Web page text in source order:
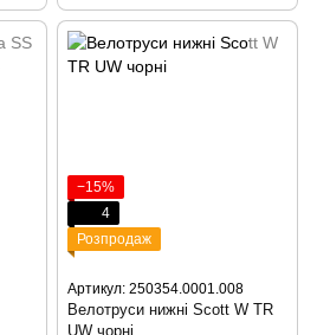
−15%
4
Розпродаж
Артикул: 250354.0001.008
Велотруси нижні Scott W TR
UW чорні